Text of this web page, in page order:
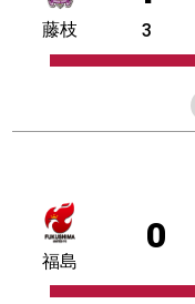
藤枝 3
0
福島